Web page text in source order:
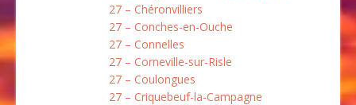
27 – Chéronvilliers
27 – Conches-en-Ouche
27 – Connelles
27 – Corneville-sur-Risle
27 – Coulongues
27 – Criquebeuf-la-Campagne